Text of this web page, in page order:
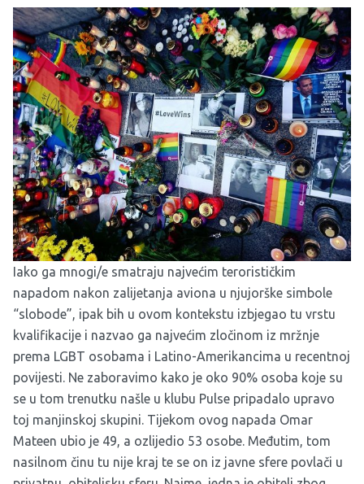
Iako ga mnogi/e smatraju najvećim terorističkim
napadom nakon zalijetanja aviona u njujorške simbole
“slobode”, ipak bih u ovom kontekstu izbjegao tu vrstu
kvalifikacije i nazvao ga najvećim zločinom iz mržnje
prema LGBT osobama i Latino-Amerikancima u recentnoj
povijesti. Ne zaboravimo kako je oko 90% osoba koje su
se u tom trenutku našle u klubu Pulse pripadalo upravo
toj manjinskoj skupini. Tijekom ovog napada Omar
Mateen ubio je 49, a ozlijedio 53 osobe. Međutim, tom
nasilnom činu tu nije kraj te se on iz javne sfere povlači u